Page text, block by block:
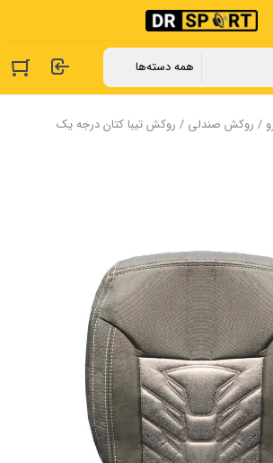
/ روکش صندلی / روکش تیبا کتان درجه یک